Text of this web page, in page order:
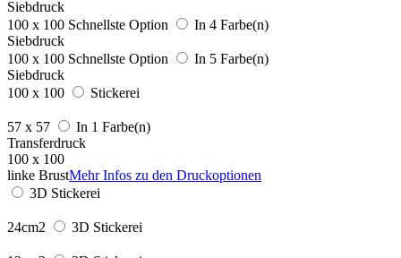
Siebdruck
100 x 100 Schnellste Option
In 4 Farbe(n)
Siebdruck
100 x 100 Schnellste Option
In 5 Farbe(n)
Siebdruck
100 x 100
Stickerei
57 x 57
In 1 Farbe(n)
Transferdruck
100 x 100
linke BrustMehr Infos zu den Druckoptionen
3D Stickerei
24cm2 3D Stickerei